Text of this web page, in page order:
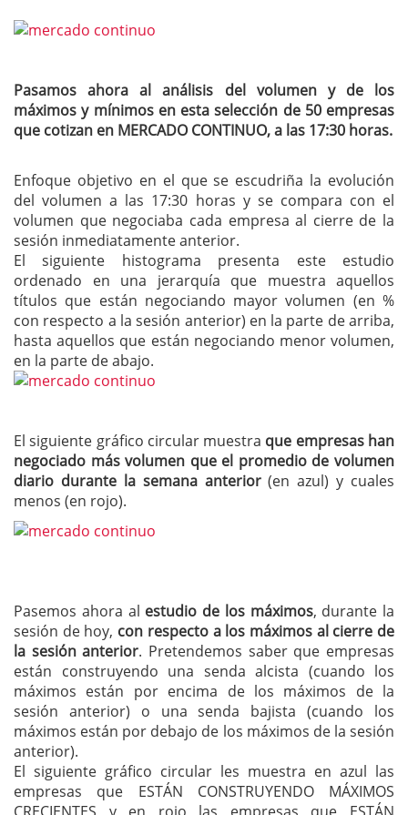
Pasamos ahora al análisis del volumen y de los
máximos y mínimos en esta selección de 50 empresas
que cotizan en MERCADO CONTINUO, a las 17:30 horas.
Enfoque objetivo en el que se escudriña la evolución
del volumen a las 17:30 horas y se compara con el
volumen que negociaba cada empresa al cierre de la
sesión inmediatamente anterior.
El siguiente histograma presenta este estudio
ordenado en una jerarquía que muestra aquellos
títulos que están negociando mayor volumen (en %
con respecto a la sesión anterior) en la parte de arriba,
hasta aquellos que están negociando menor volumen,
en la parte de abajo.
El siguiente gráfico circular muestra que empresas han
negociado más volumen que el promedio de volumen
diario durante la semana anterior(en azul) y cuales
menos (en rojo).
Pasemos ahora al estudio de los máximos, durante la
sesión de hoy, con respecto a los máximos al cierre de
la sesión anterior. Pretendemos saber que empresas
están construyendo una senda alcista (cuando los
máximos están por encima de los máximos de la
sesión anterior) o una senda bajista (cuando los
máximos están por debajo de los máximos de la sesión
anterior).
El siguiente gráfico circular les muestra en azul las
empresas que ESTÁN CONSTRUYENDO MÁXIMOS